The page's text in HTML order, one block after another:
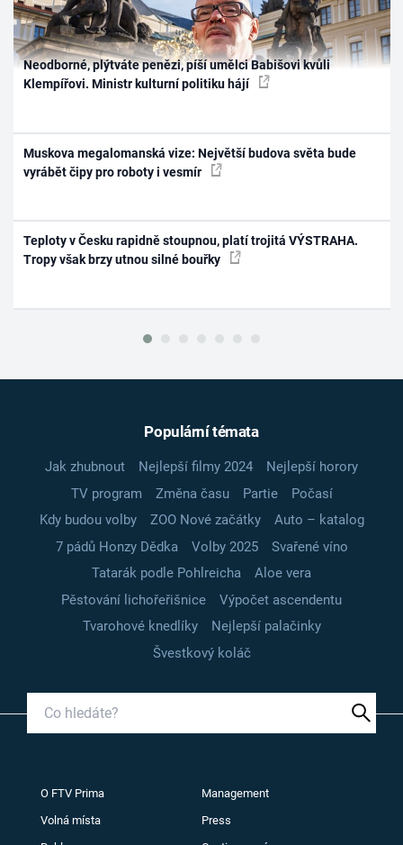
Neodborné, plýtváte penězi, píší umělci Babišovi kvůli
Klempířovi. Ministr kulturní politiku hájí
Muskova megalomanská vize: Největší budova světa bude
vyrábět čipy pro roboty i vesmír
Teploty v Česku rapidně stoupnou, platí trojitá VÝSTRAHA.
Tropy však brzy utnou silné bouřky
Populární témata
Jak zhubnout Nejlepší filmy 2024
Nejlepší horory
TV program
Změna času Partie
Počasí
Kdy budou volby
ZOO Nové začátky
Auto – katalog
7 pádů Honzy Dědka
Volby 2025
Svařené víno
Tatarák podle Pohlreicha
Aloe vera
Pěstování lichořeřišnice
Výpočet ascendentu
Tvarohové knedlíky
Nejlepší palačinky
Švestkový koláč
O FTV Prima Management
Volná místa Press